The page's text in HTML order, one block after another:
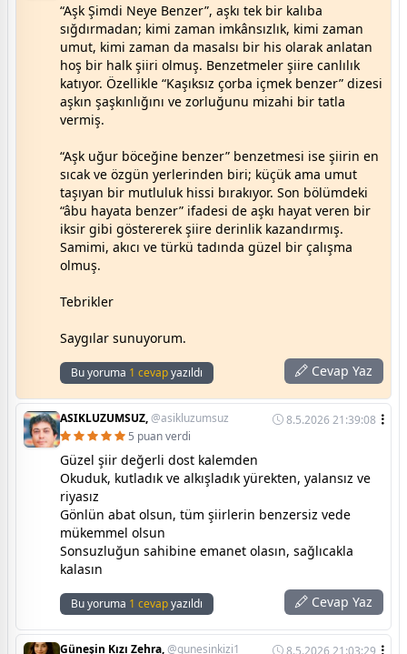
“Aşk Şimdi Neye Benzer”, aşkı tek bir kalıba
sığdırmadan; kimi zaman imkânsızlık, kimi zaman
umut, kimi zaman da masalsı bir his olarak anlatan
hoş bir halk şiiri olmuş. Benzetmeler şiire canlılık
katıyor. Özellikle “Kaşıksız çorba içmek benzer” dizesi
aşkın şaşkınlığını ve zorluğunu mizahi bir tatla
vermiş.
“Aşk uğur böceğine benzer” benzetmesi ise şiirin en
sıcak ve özgün yerlerinden biri; küçük ama umut
taşıyan bir mutluluk hissi bırakıyor. Son bölümdeki
“âbu hayata benzer” ifadesi de aşkı hayat veren bir
iksir gibi göstererek şiire derinlik kazandırmış.
Samimi, akıcı ve türkü tadında güzel bir çalışma
olmuş.
Tebrikler
Saygılar sunuyorum.
Bu yoruma 1 cevapyazıldı Cevap Yaz
ASIKLUZUMSUZ,@asikluzumsuz
8.5.2026 21:39:08
5 puan verdi
Güzel şiir değerli dost kalemden
Okuduk, kutladık ve alkışladık yürekten, yalansız ve
riyasız
Gönlün abat olsun, tüm şiirlerin benzersiz vede
mükemmel olsun
Sonsuzluğun sahibine emanet olasın, sağlıcakla
kalasın
Bu yoruma 1 cevapyazıldı Cevap Yaz
Güneşin Kızı Zehra,@gunesinkizi1 8.5.2026 21:03:29